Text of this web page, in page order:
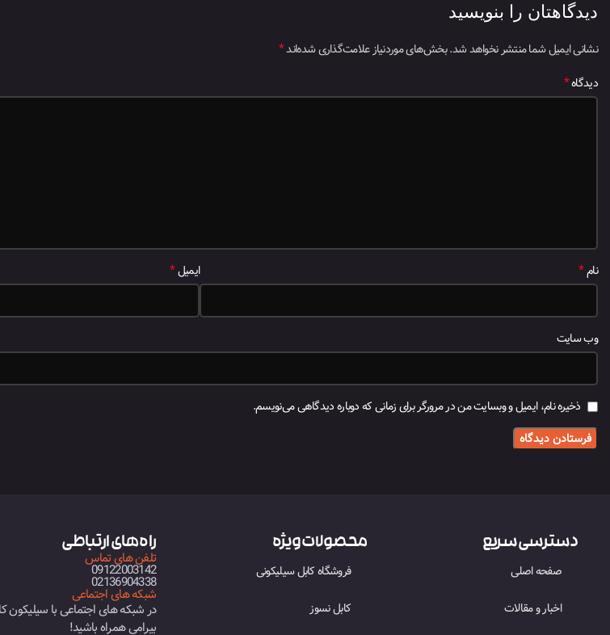
دیدگاهتان را بنویسید
نشانی ایمیل شما منتشر نخواهد شد.بخش‌های موردنیاز علامت‌گذاری شده‌اند*
دیدگاه*
نام* ایمیل*
وب‌ سایت
ذخیره نام، ایمیل و وبسایت من در مرورگر برای زمانی که دوباره دیدگاهی می‌نویسم.
دسترسی سریع
صفحه اصلی
اخبار و مقالات
محصولات ویژه
فروشگاه کابل سیلیکونی
کابل نسوز
راه های ارتباطی
تلفن های تماس
09122003142
02136904338
شبکه های اجتماعی
در شبکه های اجتماعی با سیلیکون
بیرامی همراه باشید!